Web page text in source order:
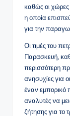
καθώς οι
η οποία
για την
Οι τιμές του
Παρασκευή,
περισσότερη
ανησυχίες για
έναν εμπορικό
αναλυτές να
ζήτησης για το